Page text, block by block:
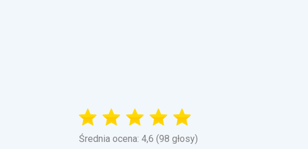
Średnia ocena: 4,6 (98 głosy)